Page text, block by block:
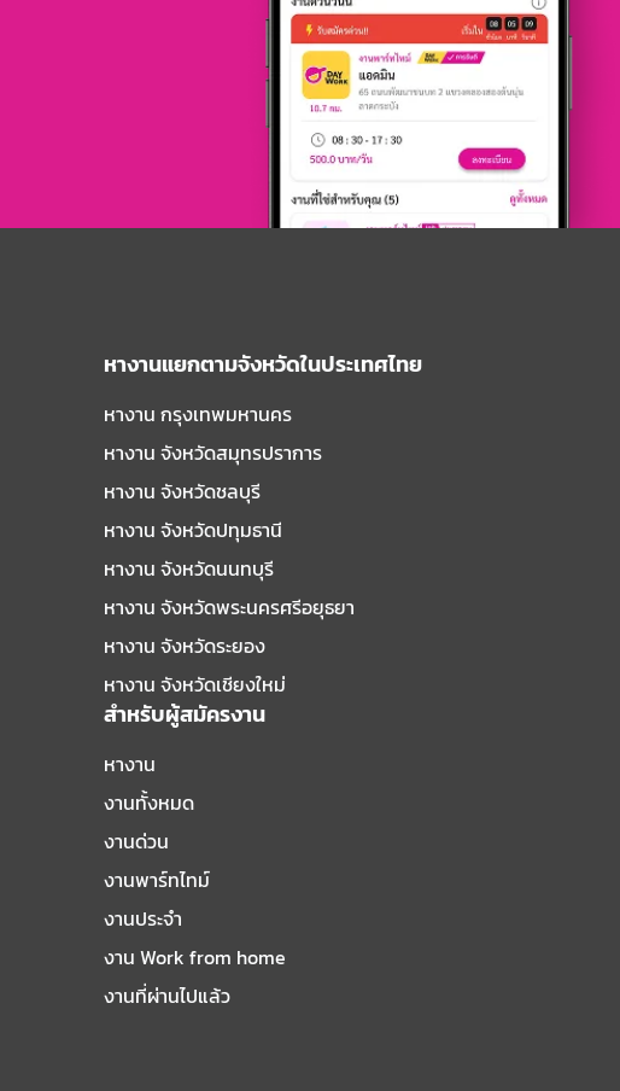
หางานแยกตามจังหวัดในประเทศไทย
หางาน กรุงเทพมหานคร
หางาน จังหวัดสมุทรปราการ
หางาน จังหวัดชลบุรี
หางาน จังหวัดปทุมธานี
หางาน จังหวัดนนทบุรี
หางาน จังหวัดพระนครศรีอยุธยา
หางาน จังหวัดระยอง
หางาน จังหวัดเชียงใหม่
สำหรับผู้สมัครงาน
หางาน
งานทั้งหมด
งานด่วน
งานพาร์ทไทม์
งานประจำ
งาน Work from home
งานที่ผ่านไปแล้ว